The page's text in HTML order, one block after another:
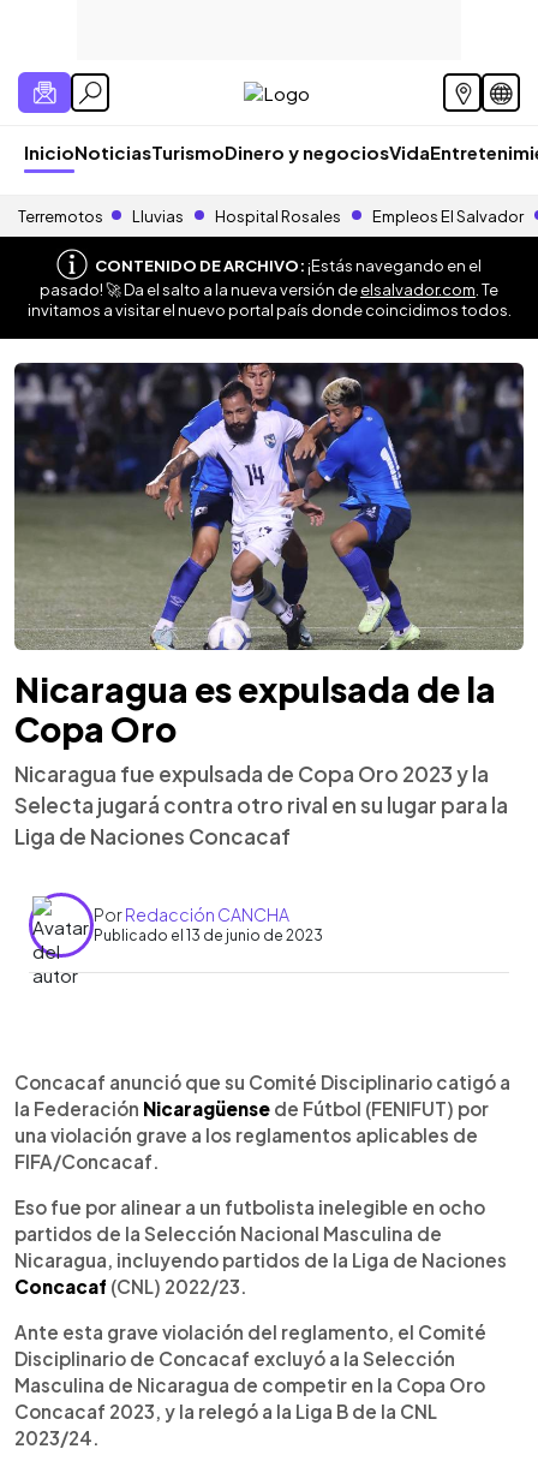
InicioNoticiasTurismoDinero y negociosVida
Terremotos Lluvias Hospital Rosales Empleos El Salvador
CONTENIDO DE ARCHIVO:¡Estás navegando en el
pasado! 🚀 Da el salto a la nueva versión deelsalvador.com . Te
invitamos a visitar el nuevo portal país donde coincidimos todos.
Nicaragua es expulsada de la
Copa Oro
Nicaragua fue expulsada de Copa Oro 2023 y la
Selecta jugará contra otro rival en su lugar para la
Liga de Naciones Concacaf
PorRedacción CANCHA
Publicado el 13 de junio de 2023
Escuchar artículo
Concacaf anunció que su Comité Disciplinario catigó a
la Federación Nicaragüense de Fútbol (FENIFUT) por
una violación grave a los reglamentos aplicables de
FIFA/Concacaf.
Eso fue por alinear a un futbolista inelegible en ocho
partidos de la Selección Nacional Masculina de
Nicaragua, incluyendo partidos de la Liga de Naciones
Concacaf (CNL) 2022/23.
Ante esta grave violación del reglamento, el Comité
Disciplinario de Concacaf excluyó a la Selección
Masculina de Nicaragua de competir en la Copa Oro
Concacaf 2023, y la relegó a la Liga B de la CNL
2023/24.